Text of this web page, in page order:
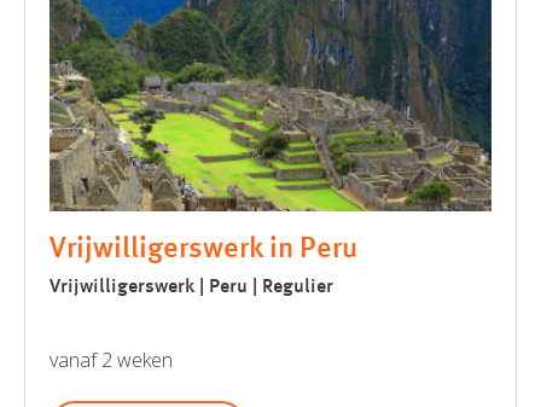
Vrijwilligerswerk in Peru
Vrijwilligerswerk | Peru | Regulier
vanaf 2 weken